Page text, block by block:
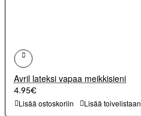
Avril lateksi vapaa meikkisieni
4.95€
Lisää ostoskoriin Lisää toivelistaan